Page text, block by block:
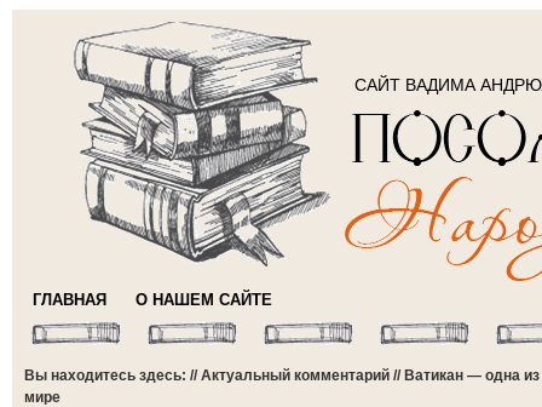
САЙТ ВАДИМА
ГЛАВНАЯ О НАШЕМ САЙТЕ
Вы находитесь здесь: //Актуальный комментарий // Ватикан — одна
мире